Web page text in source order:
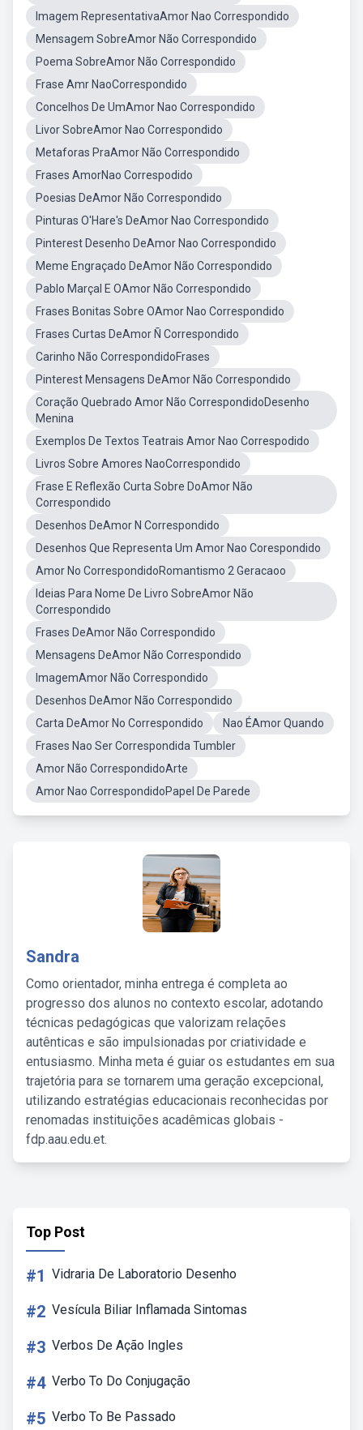
Imagem RepresentativaAmor Nao Correspondido
Mensagem SobreAmor Não Correspondido
Poema SobreAmor Não Correspondido
Frase Amr NaoCorrespondido
Concelhos De UmAmor Nao Correspondido
Livor SobreAmor Nao Correspondido
Metaforas PraAmor Não Correspondido
Frases AmorNao Correspodido
Poesias DeAmor Não Correspondido
Pinturas O'Hare's DeAmor Nao Correspondido
Pinterest Desenho DeAmor Nao Correspondido
Meme Engraçado DeAmor Não Correspondido
Pablo Marçal E OAmor Não Correspondido
Frases Bonitas Sobre OAmor Nao Correspondido
Frases Curtas DeAmor Ñ Correspondido
Carinho Não CorrespondidoFrases
Pinterest Mensagens DeAmor Não Correspondido
Coração Quebrado Amor Não CorrespondidoDesenho
Menina
Exemplos De Textos Teatrais Amor Nao Correspodido
Livros Sobre Amores NaoCorrespondido
Frase E Reflexão Curta Sobre DoAmor Não
Correspondido
Desenhos DeAmor N Correspondido
Desenhos Que Representa Um Amor Nao Corespondido
Amor No CorrespondidoRomantismo 2 Geracaoo
Ideias Para Nome De Livro SobreAmor Não
Correspondido
Frases DeAmor Não Correspondido
Mensagens DeAmor Não Correspondido
ImagemAmor Não Correspondido
Desenhos DeAmor Não Correspondido
Carta DeAmor No Correspondido
Nao ÉAmor Quando
Frases Nao Ser Correspondida Tumbler
Amor Não CorrespondidoArte
Amor Nao CorrespondidoPapel De Parede
Sandra
Como orientador, minha entrega é completa ao
progresso dos alunos no contexto escolar, adotando
técnicas pedagógicas que valorizam relações
autênticas e são impulsionadas por criatividade e
entusiasmo. Minha meta é guiar os estudantes em sua
trajetória para se tornarem uma geração excepcional,
utilizando estratégias educacionais reconhecidas por
renomadas instituições acadêmicas globais -
fdp.aau.edu.et.
Top Post
#1 Vidraria De Laboratorio Desenho
#2 Vesícula Biliar Inflamada Sintomas
#3 Verbos De Ação Ingles
#4 Verbo To Do Conjugação
#5 Verbo To Be Passado